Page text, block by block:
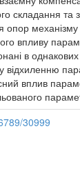
складання та
опор
впливу
в
вплив
30999